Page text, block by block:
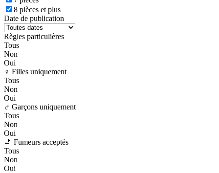
8 pièces et plus
Date de publication
Règles particulières
Tous
Non
Oui
♀️ Filles uniquement
Tous
Non
Oui
♂️ Garçons uniquement
Tous
Non
Oui
🚬 Fumeurs acceptés
Tous
Non
Oui